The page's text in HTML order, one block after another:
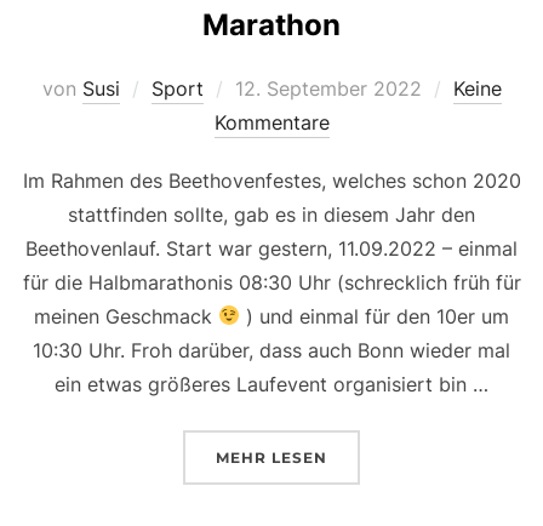
Marathon
von Susi Sport
Veröffentlicht
am
12. September 2022
Keine
Kommentare
Im Rahmen des Beethovenfestes, welches schon 2020
stattfinden sollte, gab es in diesem Jahr den
Beethovenlauf. Start war gestern, 11.09.2022 – einmal
für die Halbmarathonis 08:30 Uhr (schrecklich früh für
meinen Geschmack
) und einmal für den 10er um
10:30 Uhr. Froh darüber, dass auch Bonn wieder mal
ein etwas größeres Laufevent organisiert bin …
MEHR ÜBER „BEETHOVENLAUF,
LESEN